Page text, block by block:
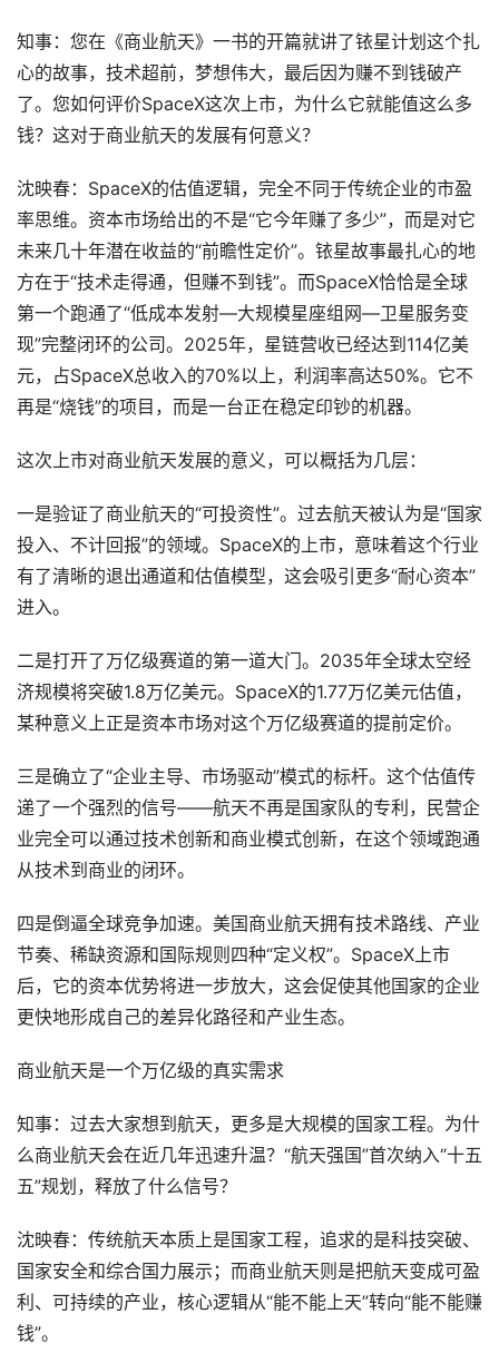
知事：您在《商业航天》一书的开篇就讲了铱星计划这个扎
心的故事，技术超前，梦想伟大，最后因为赚不到钱破产
了。您如何评价SpaceX这次上市，为什么它就能值这么多
钱？这对于商业航天的发展有何意义？
沈映春：SpaceX的估值逻辑，完全不同于传统企业的市盈
率思维。资本市场给出的不是“它今年赚了多少”，而是对它
未来几十年潜在收益的“前瞻性定价”。铱星故事最扎心的地
方在于“技术走得通，但赚不到钱”。而SpaceX恰恰是全球
第一个跑通了“低成本发射—大规模星座组网—卫星服务变
现”完整闭环的公司。2025年，星链营收已经达到114亿美
元，占SpaceX总收入的70%以上，利润率高达50%。它不
再是“烧钱”的项目，而是一台正在稳定印钞的机器。
这次上市对商业航天发展的意义，可以概括为几层：
一是验证了商业航天的“可投资性”。过去航天被认为是“国家
投入、不计回报”的领域。SpaceX的上市，意味着这个行业
有了清晰的退出通道和估值模型，这会吸引更多“耐心资本”
进入。
二是打开了万亿级赛道的第一道大门。2035年全球太空经
济规模将突破1.8万亿美元。SpaceX的1.77万亿美元估值，
某种意义上正是资本市场对这个万亿级赛道的提前定价。
三是确立了“企业主导、市场驱动”模式的标杆。这个估值传
递了一个强烈的信号——航天不再是国家队的专利，民营企
业完全可以通过技术创新和商业模式创新，在这个领域跑通
从技术到商业的闭环。
四是倒逼全球竞争加速。美国商业航天拥有技术路线、产业
节奏、稀缺资源和国际规则四种“定义权”。SpaceX上市
后，它的资本优势将进一步放大，这会促使其他国家的企业
更快地形成自己的差异化路径和产业生态。
商业航天是一个万亿级的真实需求
知事：过去大家想到航天，更多是大规模的国家工程。为什
么商业航天会在近几年迅速升温？“航天强国”首次纳入“十五
五”规划，释放了什么信号？
沈映春：传统航天本质上是国家工程，追求的是科技突破、
国家安全和综合国力展示；而商业航天则是把航天变成可盈
利、可持续的产业，核心逻辑从“能不能上天”转向“能不能赚
钱”。